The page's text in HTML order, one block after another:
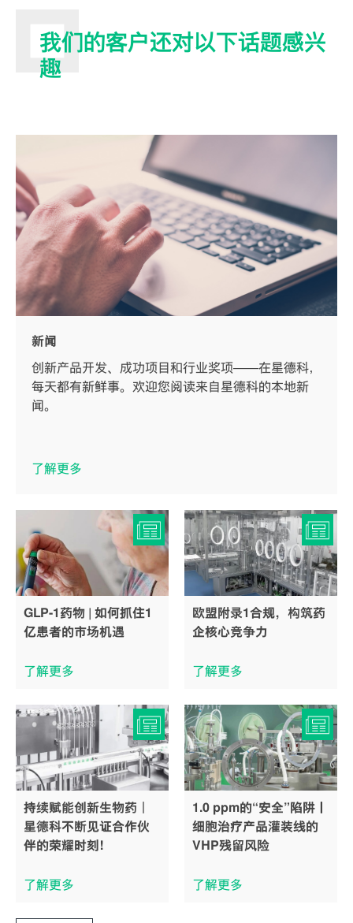
我们的客户还对以下话题感兴
趣
新闻
创新产品开发、成功项目和行业奖项——在星德科，
每天都有新鲜事。欢迎您阅读来自星德科的本地新
闻。
了解更多
GLP-1药物 | 如何抓住1
亿患者的市场机遇
了解更多
欧盟附录1合规，构筑药
企核心竞争力
了解更多
持续赋能创新生物药｜
星德科不断见证合作伙
伴的荣耀时刻！
了解更多
1.0 ppm的“安全”陷阱丨
细胞治疗产品灌装线的
VHP残留风险
了解更多